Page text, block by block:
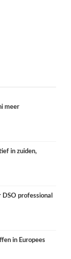
meer
in zuiden,
professional
in Europees